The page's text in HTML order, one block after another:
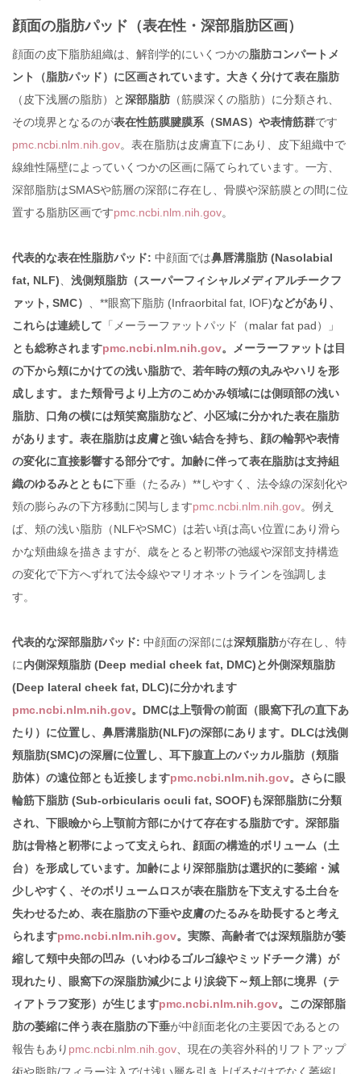
顔面の脂肪パッド（表在性・深部脂肪区画）
顔面の皮下脂肪組織は、解剖学的にいくつかの脂肪コンパートメ
ント（脂肪パッド）に区画されています。大きく分けて表在脂肪
（皮下浅層の脂肪）と深部脂肪 （筋膜深くの脂肪）に分類され、
その境界となるのが表在性筋膜腱膜系（SMAS）や表情筋群です
pmc.ncbi.nlm.nih.gov。表在脂肪は皮膚直下にあり、皮下組織中で
線維性隔壁によっていくつかの区画に隔てられています。一方、
深部脂肪はSMASや筋層の深部に存在し、骨膜や深筋膜との間に位
置する脂肪区画ですpmc.ncbi.nlm.nih.gov。
代表的な表在性脂肪パッド: 中顔面では鼻唇溝脂肪 (Nasolabial
fat, NLF)
浅側頬脂肪（スーパーフィシャルメディアルチークフ
ァット, SMC）
、**眼窩下脂肪 (Infraorbital fat, IOF)などがあり、
これらは連続して 「メーラーファットパッド（malar fat pad）」
とも総称されますpmc.ncbi.nlm.nih.gov。メーラーファットは目
の下から頬にかけての浅い脂肪で、若年時の頬の丸みやハリを形
成します。また頬骨弓より上方のこめかみ領域には側頭部の浅い
脂肪、口角の横には頬笑窩脂肪など、小区域に分かれた表在脂肪
があります。表在脂肪は皮膚と強い結合を持ち、顔の輪郭や表情
の変化に直接影響する部分です。加齢に伴って表在脂肪は支持組
織のゆるみとともに下垂（たるみ）**しやすく、法令線の深刻化や
頬の膨らみの下方移動に関与しますpmc.ncbi.nlm.nih.gov。例え
ば、頬の浅い脂肪（NLFやSMC）は若い頃は高い位置にあり滑ら
かな頬曲線を描きますが、歳をとると靭帯の弛緩や深部支持構造
の変化で下方へずれて法令線やマリオネットラインを強調しま
す。
代表的な深部脂肪パッド: 中顔面の深部には深頬脂肪が存在し、特
に内側深頬脂肪 (Deep medial cheek fat, DMC)と外側深頬脂肪
(Deep lateral cheek fat, DLC)に分かれます
pmc.ncbi.nlm.nih.gov。DMCは上顎骨の前面（眼窩下孔の直下あ
たり）に位置し、鼻唇溝脂肪(NLF)の深部にあります。DLCは浅側
頬脂肪(SMC)の深層に位置し、耳下腺直上のバッカル脂肪（頬脂
肪体）の遠位部とも近接しますpmc.ncbi.nlm.nih.gov。さらに眼
輪筋下脂肪 (Sub-orbicularis oculi fat, SOOF)も深部脂肪に分類
され、下眼瞼から上顎前方部にかけて存在する脂肪です。深部脂
肪は骨格と靭帯によって支えられ、顔面の構造的ボリューム（土
台）を形成しています。加齢により深部脂肪は選択的に萎縮・減
少しやすく、そのボリュームロスが表在脂肪を下支えする土台を
失わせるため、表在脂肪の下垂や皮膚のたるみを助長すると考え
られますpmc.ncbi.nlm.nih.gov。実際、高齢者では深頬脂肪が萎
縮して頬中央部の凹み（いわゆるゴルゴ線やミッドチーク溝）が
現れたり、眼窩下の深脂肪減少により涙袋下～頬上部に境界（テ
ィアトラフ変形）が生じますpmc.ncbi.nlm.nih.gov。この深部脂
肪の萎縮に伴う表在脂肪の下垂が中顔面老化の主要因であるとの
報告もあり pmc.ncbi.nlm.nih.gov 、現在の美容外科的リフトアップ